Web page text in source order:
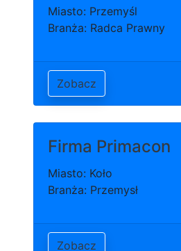
Miasto: Przemyśl
Branża: Radca Prawny
Zobacz
Firma Primacon
Miasto: Koło
Branża: Przemysł
Zobacz